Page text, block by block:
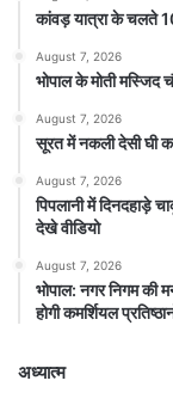
कांवड़ यात्रा के चलते
August 7, 2026
भोपाल के मोती मस्जिद
August 7, 2026
सूरत में नकली देसी घी
August 7, 2026
पिपलानी में दिनदहाड़े
देखे वीडियो
August 7, 2026
भोपाल: नगर निगम की
होगी कमर्शियल
अध्यात्म